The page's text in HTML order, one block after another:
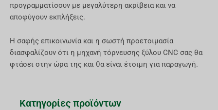
προγραμματίσουν με μεγαλύτερη ακρίβεια και να
αποφύγουν εκπλήξεις.
Η σαφής επικοινωνία και η σωστή προετοιμασία
διασφαλίζουν ότι η μηχανή τόρνευσης ξύλου CNC σας θα
φτάσει στην ώρα της και θα είναι έτοιμη για παραγωγή.
Κατηγορίες προϊόντων